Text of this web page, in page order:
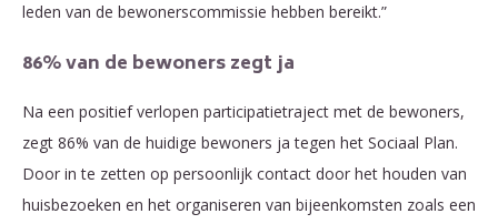
leden van de bewonerscommissie hebben bereikt.”
86% van de bewoners zegt ja
Na een positief verlopen participatietraject met de bewoners,
zegt 86% van de huidige bewoners ja tegen het Sociaal Plan.
Door in te zetten op persoonlijk contact door het houden van
huisbezoeken en het organiseren van bijeenkomsten zoals een